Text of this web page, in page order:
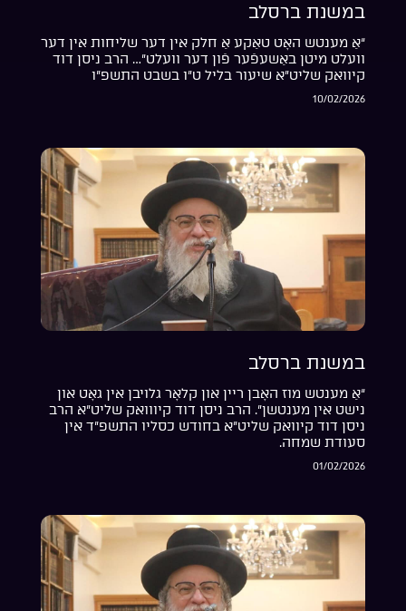
במשנת ברסלב
“אַ מענטש האָט טאַקע אַ חלק אין דער שליחות אין דער
וועלט מיטן באַשעפֿער פֿון דער וועלט”… הרב ניסן דוד
קיוואק שליט”א שיעור בליל ט”ו בשבט התשפ”ו
10/02/2026
במשנת ברסלב
“אַ מענטש מוז האָבן ריין און קלאָר גלויבן אין גאָט און
נישט אין מענטשן”. הרב ניסן דוד קיווואק שליט”א הרב
ניסן דוד קיוואק שליט”א בחודש כסליו התשפ”ד אין
סעודת שמחה.
01/02/2026